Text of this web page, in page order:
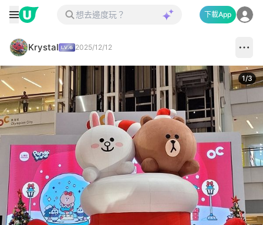
下載App
Krystal 2025/12/12
1/3